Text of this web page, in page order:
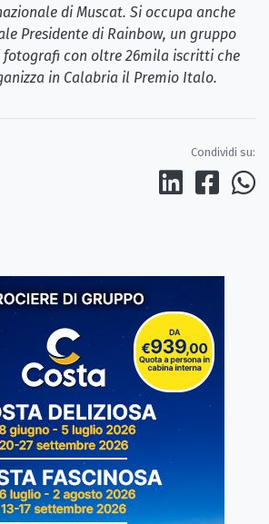
di Muscat. Si occupa anche
Presidente di Rainbow, un gruppo
fotografi con oltre 26mila iscritti che
in Calabria il Premio Italo.
Condividi su: